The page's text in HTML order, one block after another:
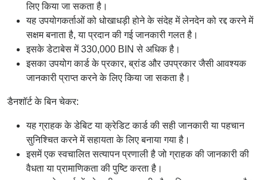
लिए किया जा सकता है।
यह उपयोगकर्ताओं को धोखाधड़ी होने के संदेह में लेनदेन को रद्द करने में
सक्षम बनाता है, या प्रदान की गई जानकारी गलत है।
इसके डेटाबेस में 330,000 BIN से अधिक है।
इसका उपयोग कार्ड के प्रकार, ब्रांड और उपप्रकार जैसी आवश्यक
जानकारी प्राप्त करने के लिए किया जा सकता है।
डैनशॉर्ट के बिन चेकर:
यह ग्राहक के डेबिट या क्रेडिट कार्ड की सही जानकारी या पहचान
सुनिश्चित करने में सहायता के लिए बनाया गया है।
इसमें एक स्वचालित सत्यापन प्रणाली है जो ग्राहक की जानकारी की
वैधता या प्रामाणिकता की पुष्टि करता है।